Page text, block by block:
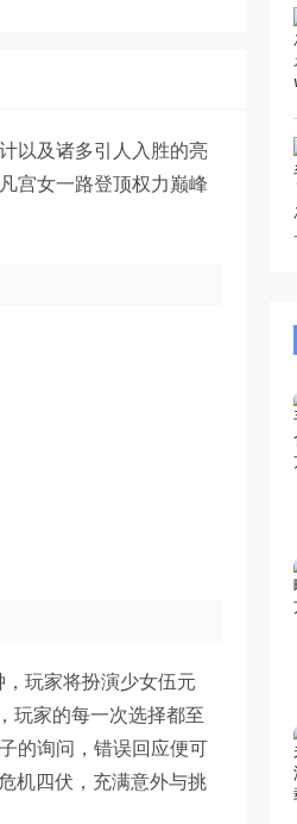
以及诸多引人入胜的亮
宫女一路登顶权力巅峰
玩家将扮演少女伍元
玩家的每一次选择都至
的询问，错误回应便可
机四伏，充满意外与挑